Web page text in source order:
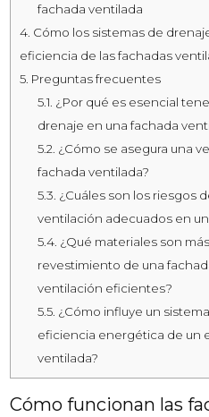
fachada ventilada
4. Cómo los sistemas de
eficiencia de las fachadas
5. Preguntas frecuentes
5.1. ¿Por qué es esencial
drenaje en una fachada
5.2. ¿Cómo se asegura una
fachada ventilada?
5.3. ¿Cuáles son los riesgos
ventilación adecuados en
5.4. ¿Qué materiales son
revestimiento de una
ventilación eficientes?
5.5. ¿Cómo influye un
eficiencia energética de un
ventilada?
Cómo funcionan las